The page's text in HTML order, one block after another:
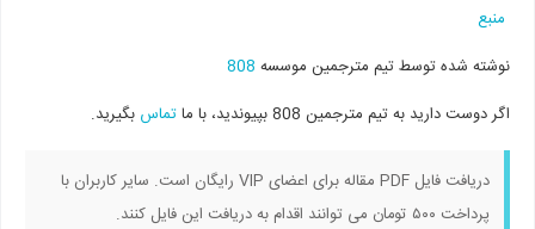
منبع
نوشته شده توسط تیم مترجمین موسسه808
اگر دوست دارید به تیم مترجمین 808 بپیوندید، با ما
تماسبگیرید.
دریافت فایل PDF مقاله برای اعضای VIP رایگان است. سایر کاربران با
پرداخت ۵۰۰ تومان می توانند اقدام به دریافت این فایل کنند.